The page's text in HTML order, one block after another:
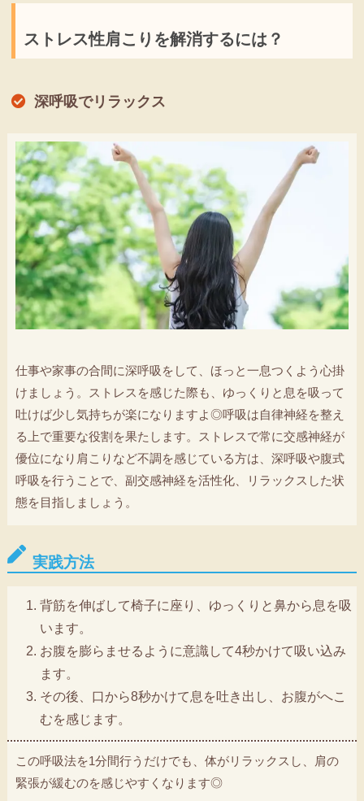
ストレス性肩こりを解消するには？
深呼吸でリラックス
仕事や家事の合間に深呼吸をして、ほっと一息つくよう心掛
けましょう。ストレスを感じた際も、ゆっくりと息を吸って
吐けば少し気持ちが楽になりますよ◎呼吸は自律神経を整え
る上で重要な役割を果たします。ストレスで常に交感神経が
優位になり肩こりなど不調を感じている方は、深呼吸や腹式
呼吸を行うことで、副交感神経を活性化、リラックスした状
態を目指しましょう。
実践方法
背筋を伸ばして椅子に座り、ゆっくりと鼻から息を吸
います。
お腹を膨らませるように意識して4秒かけて吸い込み
ます。
その後、口から8秒かけて息を吐き出し、お腹がへこ
むを感じます。
この呼吸法を1分間行うだけでも、体がリラックスし、肩の
緊張が緩むのを感じやすくなります◎